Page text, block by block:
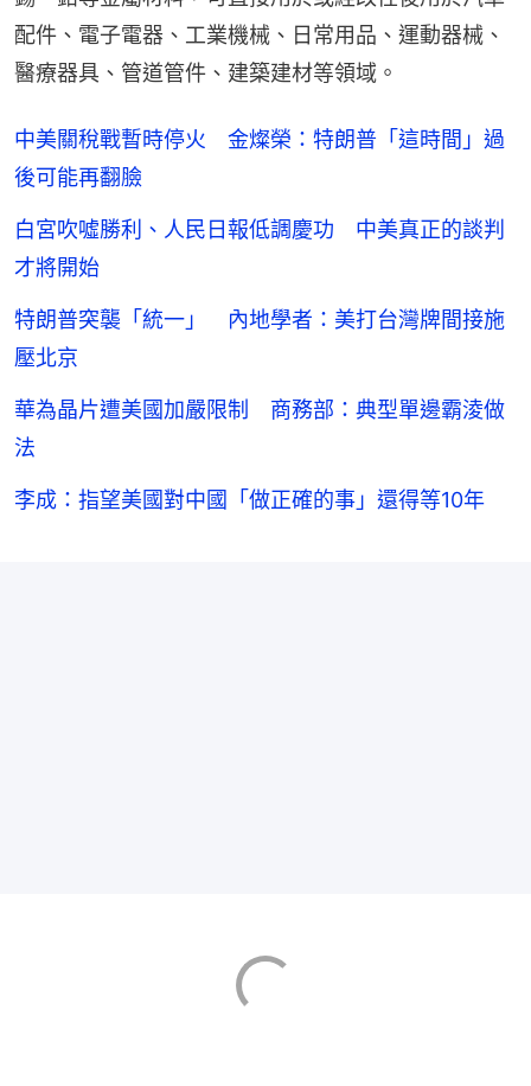
配件、電子電器、工業機械、日常用品、運動器械、
醫療器具、管道管件、建築建材等領域。
中美關稅戰暫時停火 金燦榮：特朗普「這時間」過
後可能再翻臉
白宮吹噓勝利、人民日報低調慶功 中美真正的談判
才將開始
特朗普突襲「統一」 內地學者：美打台灣牌間接施
壓北京
華為晶片遭美國加嚴限制 商務部：典型單邊霸淩做
法
李成：指望美國對中國「做正確的事」還得等10年